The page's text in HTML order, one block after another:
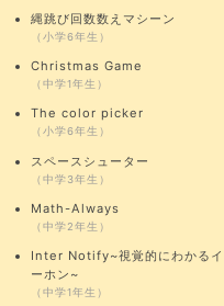
縄跳び回数数えマシーン
（小学6年生）
Christmas Game
（中学1年生）
The color picker
（小学6年生）
スペースシューター
（中学3年生）
Math-Always
（中学2年生）
Inter Notify~視覚的にわかる
ーホン~
（中学1年生）